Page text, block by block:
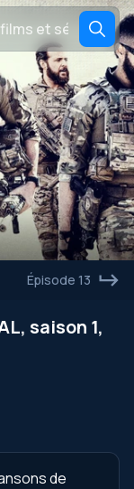
Épisode 13
saison 1,
de